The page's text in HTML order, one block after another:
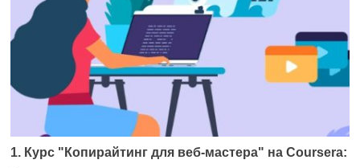
1. Курс "Копирайтинг для веб-мастера" на Coursera: